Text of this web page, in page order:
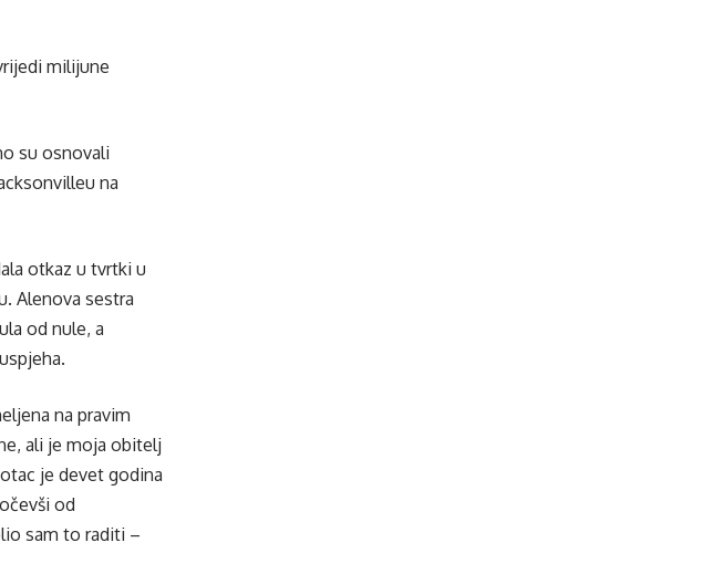
milijune
su osnovali
na
otkaz u tvrtki u
Alenova sestra
od nule, a
na pravim
ali je moja obitelj
je devet godina
od
sam to raditi –